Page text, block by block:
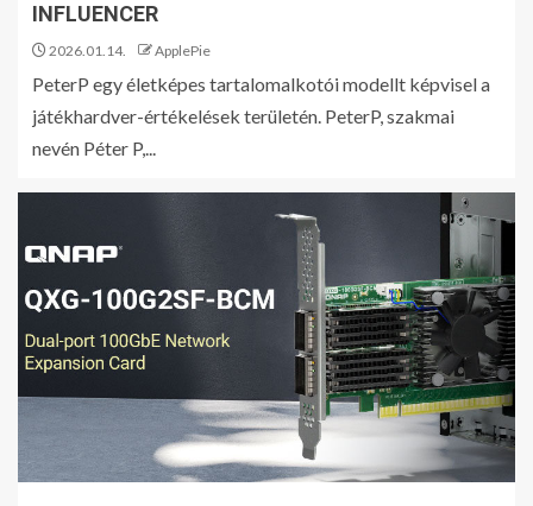
INFLUENCER
2026.01.14. ApplePie
PeterP egy életképes tartalomalkotói modellt képvisel a
játékhardver-értékelések területén. PeterP, szakmai
nevén Péter P,...